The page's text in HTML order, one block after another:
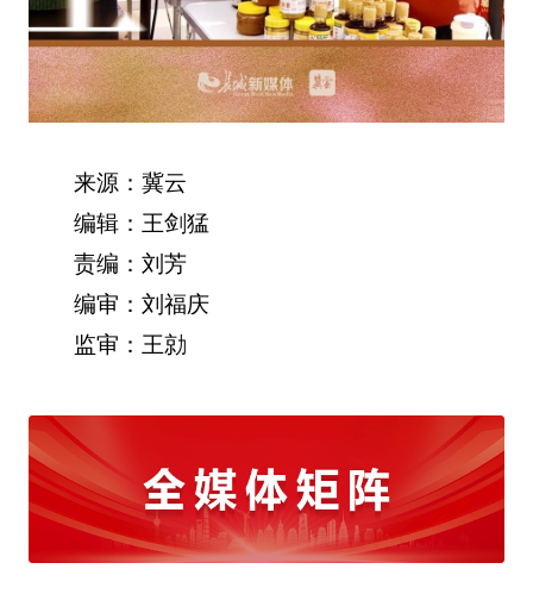
来源：冀云
编辑：王剑猛
责编：刘芳
编审：刘福庆
监审：王勍